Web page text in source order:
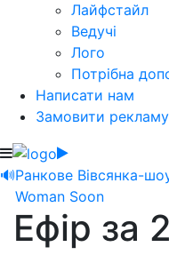
Лайфстайл
Ведучі
Лого
Потрібна
Написати нам
Замовити рекламу
🔊Ранкове Вівсянка-
Woman Soon
Ефір за